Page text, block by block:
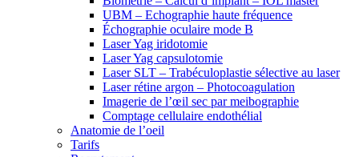
UBM – Echographie haute fréquence
Échographie oculaire mode B
Laser Yag iridotomie
Laser Yag capsulotomie
Laser SLT – Trabéculoplastie sélective au laser
Laser rétine argon – Photocoagulation
Imagerie de l’œil sec par meibographie
Comptage cellulaire endothélial
Anatomie de l’oeil
Tarifs